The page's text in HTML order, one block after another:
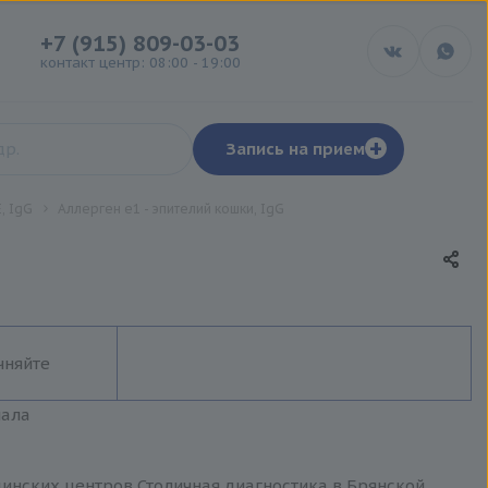
+7 (915) 809-03-03
контакт центр: 08:00 - 19:00
Запись на прием +